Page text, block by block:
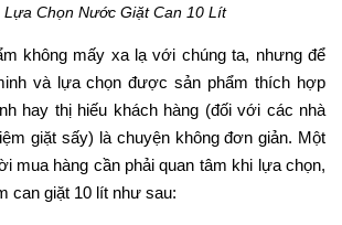
Lựa Chọn Nước Giặt Can 10 Lít
không mấy xa lạ với chúng ta, nhưng để
và lựa chọn được sản phẩm thích hợp
hay thị hiếu khách hàng (đối với các nhà
giặt sấy) là chuyện không đơn giản. Một
mua hàng cần phải quan tâm khi lựa chọn,
can giặt 10 lít như sau: